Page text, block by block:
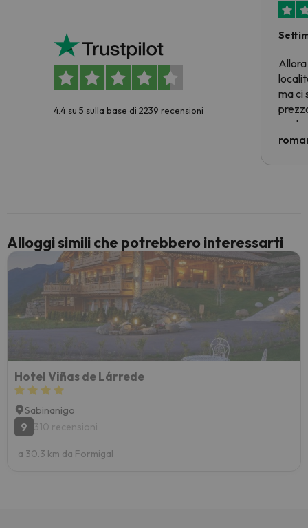
4.4 su 5 sulla base di 2239 recensioni
Allora
ma ci
Alloggi simili che potrebbero interessarti
Hotel Viñas de Lárrede
Sabinanigo
9
310 recensioni
a 30.3 km da Formigal